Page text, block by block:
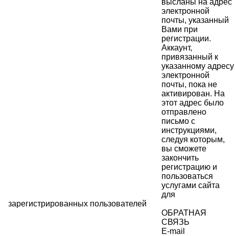
высланы на адрес
электронной
почты, указанный
Вами при
регистрации.
Аккаунт,
привязанный к
указанному адресу
электронной
почты, пока не
активирован. На
этот адрес было
отправлено
письмо с
инструкциями,
следуя которым,
вы сможете
закончить
регистрацию и
пользоваться
услугами сайта
для
зарегистрированных пользователей
ОБРАТНАЯ
СВЯЗЬ
E-mail